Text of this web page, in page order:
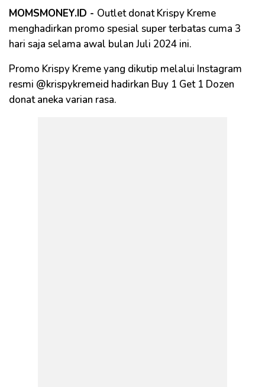
MOMSMONEY.ID - Outlet donat Krispy Kreme
menghadirkan promo spesial super terbatas cuma 3
hari saja selama awal bulan Juli 2024 ini.
Promo Krispy Kreme yang dikutip melalui Instagram
resmi @krispykremeid hadirkan Buy 1 Get 1 Dozen
donat aneka varian rasa.